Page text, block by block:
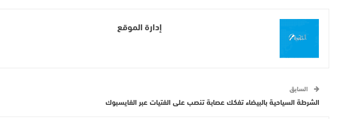
إدارة الموقع
السابق
الشرطة السياحية بالبيضاء تفكك عصابة تنصب على الفتيات عبر الفايسبوك